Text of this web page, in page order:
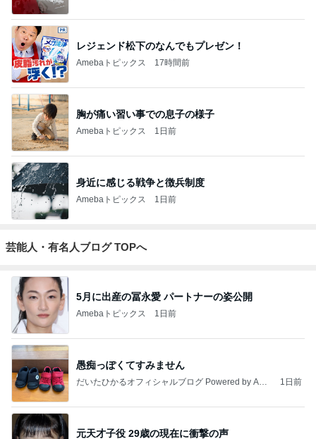
レジェンド松下のなんでもプレゼン！
Amebaトピックス 17時間前
胸が痛い習い事での息子の様子
Amebaトピックス 1日前
身近に感じる戦争と徴兵制度
Amebaトピックス 1日前
芸能人・有名人ブログ TOPへ
5月に出産の冨永愛 パートナーの姿公開
Amebaトピックス 1日前
愚痴っぽくてすみません
だいたひかるオフィシャルブログ Powered by Ame
1日前
元天才子役 29歳の現在に衝撃の声